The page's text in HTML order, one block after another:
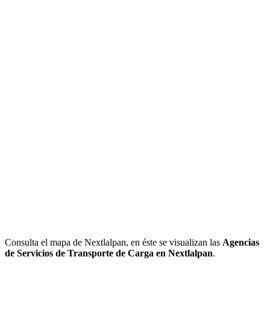
Consulta el mapa de Nextlalpan, en éste se visualizan las Agencias
de Servicios de Transporte de Carga en Nextlalpan.